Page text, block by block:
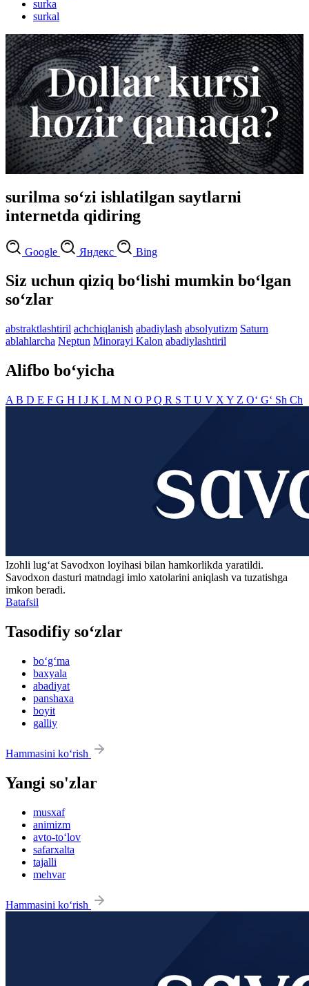
surka
surkal
surilma so‘zi ishlatilgan saytlarni
internetda qidiring
Google Яндекс Bing
Siz uchun qiziq bo‘lishi mumkin bo‘lgan
so‘zlar
abstraktlashtiril achchiqlanish abadiylash absolyutizm Saturn
ablahlarcha Neptun Minorayi Kalon abadiylashtiril
Alifbo bo‘yicha
A B D E F G H I J K L M N O PQ R S T U V X Y Z O‘ G‘ Sh Ch
Izohli lugʻat Savodxon loyihasi bilan hamkorlikda yaratildi.
Savodxon dasturi matndagi imlo xatolarini aniqlash va tuzatishga
imkon beradi.
Batafsil
Tasodifiy so‘zlar
bo‘g‘ma
baxyala
abadiyat
panshaxa
boyit
galliy
Hammasini ko‘rish
Yangi so'zlar
musxaf
animizm
avto-to‘lov
safarxalta
tajalli
mehvar
Hammasini ko‘rish